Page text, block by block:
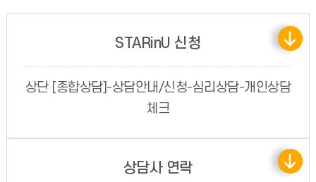
STARinU 신청
상단 [종합상담]-상담안내/신청-심리상담-개인상담
체크
상담사 연락